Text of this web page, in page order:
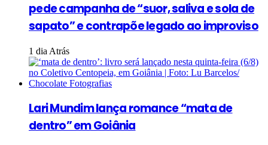
pede campanha de “suor, saliva e sola de
sapato” e contrapõe legado ao improviso
1 dia Atrás
Lari Mundim lança romance “mata de
dentro” em Goiânia